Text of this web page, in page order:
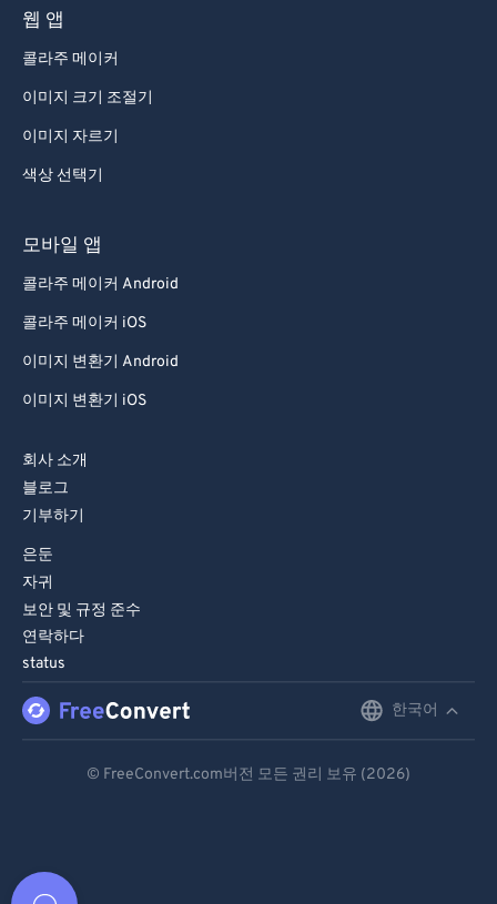
웹 앱
콜라주 메이커
이미지 크기 조절기
이미지 자르기
색상 선택기
모바일 앱
콜라주 메이커 Android
콜라주 메이커 iOS
이미지 변환기 Android
이미지 변환기 iOS
회사 소개
블로그
기부하기
은둔
자귀
보안 및 규정 준수
연락하다
status
한국어
© FreeConvert.com버전 모든 권리 보유 (2026)